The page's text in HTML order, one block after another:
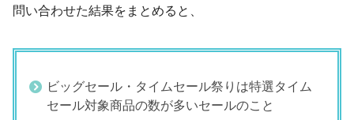
問い合わせた結果をまとめると、
ビッグセール・タイムセール祭りは特選タイム
セール対象商品の数が多いセールのこと